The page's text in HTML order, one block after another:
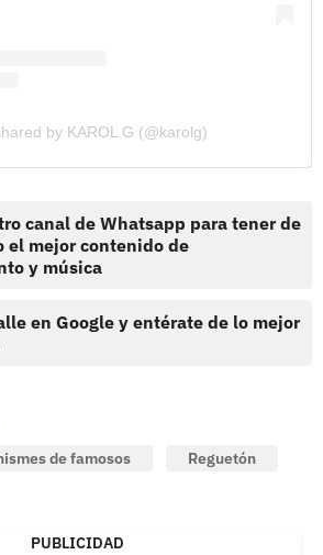
by KAROL G (@karolg)
canal de Whatsapp para tener de
el mejor contenido de
y música
en Google y entérate de lo mejor
de famosos Reguetón
PUBLICIDAD